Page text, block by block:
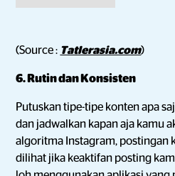
(Source : Tatlerasia.com)
6. Rutin dan Konsisten
Putuskan tipe-tipe konten apa
dan jadwalkan kapan aja kamu
algoritma Instagram, postingan
dilihat jika keaktifan posting